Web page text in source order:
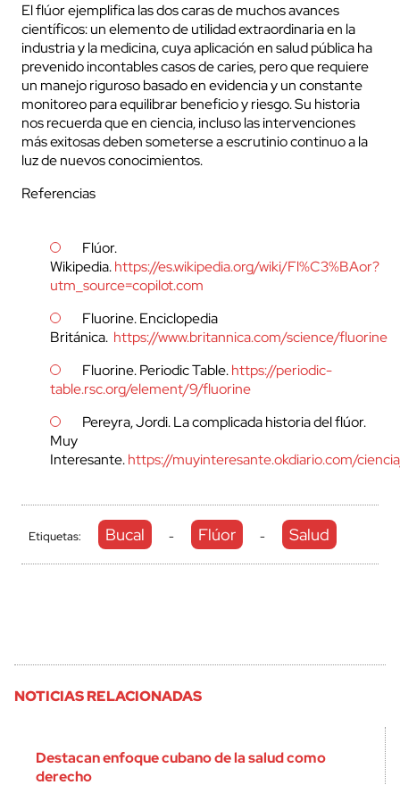
El flúor ejemplifica las dos caras de muchos avances
científicos: un elemento de utilidad extraordinaria en la
industria y la medicina, cuya aplicación en salud pública ha
prevenido incontables casos de caries, pero que requiere
un manejo riguroso basado en evidencia y un constante
monitoreo para equilibrar beneficio y riesgo. Su historia
nos recuerda que en ciencia, incluso las intervenciones
más exitosas deben someterse a escrutinio continuo a la
luz de nuevos conocimientos.
Referencias
Flúor.
Wikipedia.https://es.wikipedia.org/wiki/Fl%C3%BAor?
utm_source=copilot.com
Fluorine. Enciclopedia
Británica. https://www.britannica.com/science/fluorine
Fluorine. Periodic Table.https://periodic-
table.rsc.org/element/9/fluorine
Pereyra, Jordi. La complicada historia del flúor.
Muy
Interesante.https://muyinteresante.okdiario.com/
Etiquetas: Bucal - Flúor - Salud
NOTICIAS RELACIONADAS
Destacan enfoque cubano de la salud como
derecho